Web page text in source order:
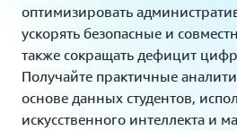
оптимизировать
ускорять безопасные и
также сокращать дефицит
Получайте практичные
основе данных студентов,
искусственного интеллекта и